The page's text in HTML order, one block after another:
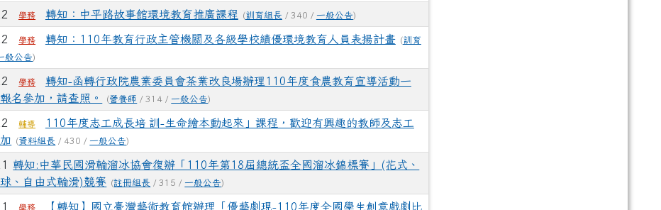
學務 轉知：中平路故事館環境教育推廣課程 (訓育組長 / 340 / 一般公告)
學務 轉知：110年教育行政主管機關及各級學校績優環境教育人員表揚計畫 (訓育
般公告)
學務
轉知-函轉行政院農業委員會茶業改良場辦理110年度食農教育宣導活動一
名參加，請查照。
(營養師 / 314 / 一般公告)
輔導
110年度志工成長培 訓-生命繪本動起來」課程，歡迎有興趣的教師及志工
(資料組長 / 430 / 一般公告)
轉知:中華民國滑輪溜冰協會復辦「110年第18屆總統盃全國溜冰錦標賽」(花式、
、自由式輪滑)競賽
(註冊組長 / 315 / 一般公告)
學務
【轉知】國立臺灣藝術教育館辦理「優藝劇現-110年度全國學生創意戲劇比